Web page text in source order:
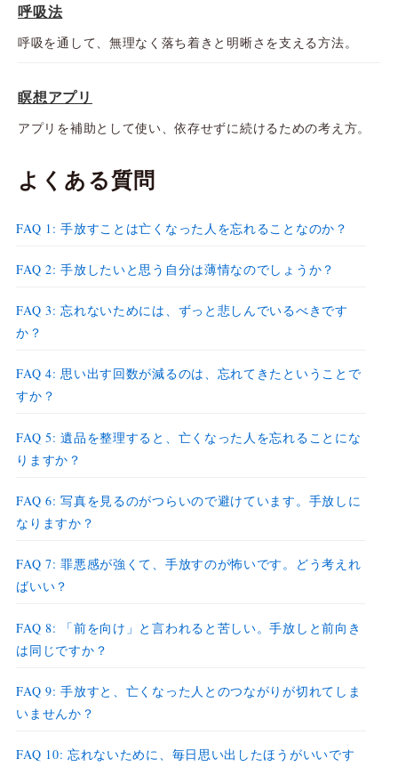
呼吸法
呼吸を通して、無理なく落ち着きと明晰さを支える方法。
瞑想アプリ
アプリを補助として使い、依存せずに続けるための考え方。
よくある質問
FAQ 1: 手放すことは亡くなった人を忘れることなのか？
FAQ 2: 手放したいと思う自分は薄情なのでしょうか？
FAQ 3: 忘れないためには、ずっと悲しんでいるべきです
か？
FAQ 4: 思い出す回数が減るのは、忘れてきたということで
すか？
FAQ 5: 遺品を整理すると、亡くなった人を忘れることにな
りますか？
FAQ 6: 写真を見るのがつらいので避けています。手放しに
なりますか？
FAQ 7: 罪悪感が強くて、手放すのが怖いです。どう考えれ
ばいい？
FAQ 8: 「前を向け」と言われると苦しい。手放しと前向き
は同じですか？
FAQ 9: 手放すと、亡くなった人とのつながりが切れてしま
いませんか？
FAQ 10: 忘れないために、毎日思い出したほうがいいです